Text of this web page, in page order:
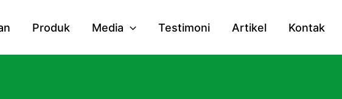
Produk Media Testimoni Artikel Kontak